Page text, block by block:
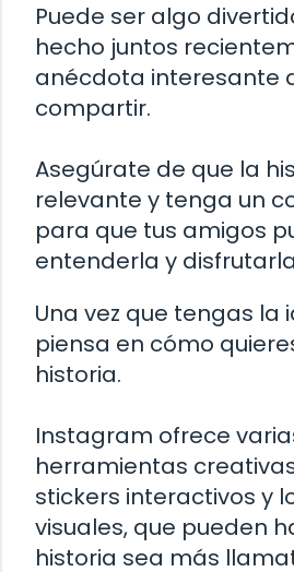
Puede ser algo
hecho juntos
anécdota interesante
compartir.
Asegúrate de que la
relevante y tenga un
para que tus amigos
entenderla y
Una vez que tengas la
piensa en cómo
historia.
Instagram ofrece
herramientas
stickers interactivos y
visuales, que pueden
historia sea más